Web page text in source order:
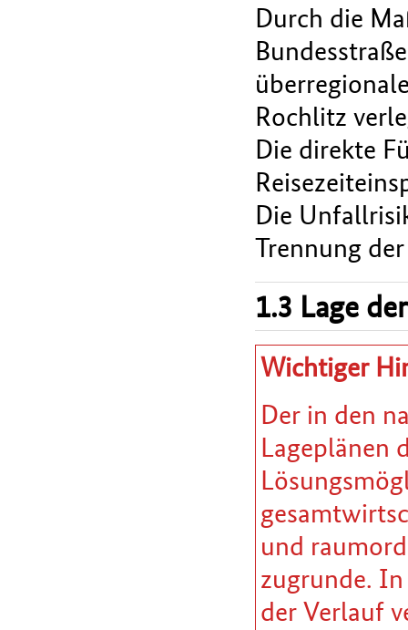
Durch die
Rochlitz
Die direkte
Die
Trennung
1.3 Lage
Wichtiger
Der in den
Lageplänen
und
zugrunde.
der Verlauf